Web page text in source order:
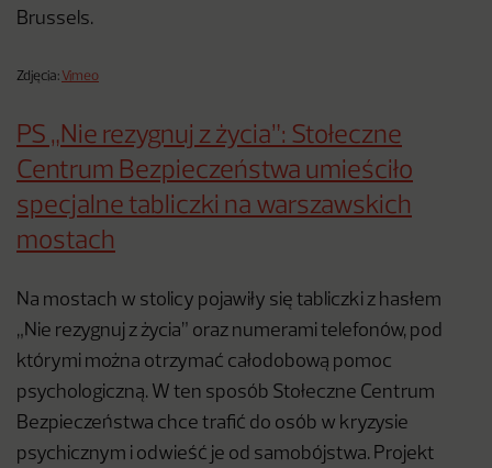
Brussels.
Zdjęcia: Vimeo
PS „Nie rezygnuj z życia”: Stołeczne
Centrum Bezpieczeństwa umieściło
specjalne tabliczki na warszawskich
mostach
Na mostach w stolicy pojawiły się tabliczki z hasłem
„Nie rezygnuj z życia” oraz numerami telefonów, pod
którymi można otrzymać całodobową pomoc
psychologiczną. W ten sposób Stołeczne Centrum
Bezpieczeństwa chce trafić do osób w kryzysie
psychicznym i odwieść je od samobójstwa. Projekt